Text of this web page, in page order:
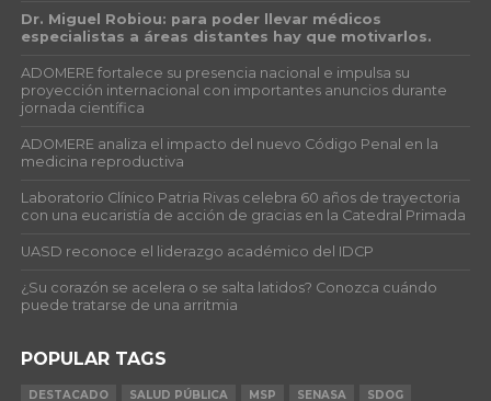
Dr. Miguel Robiou: para poder llevar médicos
especialistas a áreas distantes hay que motivarlos.
ADOMERE fortalece su presencia nacional e impulsa su
proyección internacional con importantes anuncios durante
jornada científica
ADOMERE analiza el impacto del nuevo Código Penal en la
medicina reproductiva
Laboratorio Clínico Patria Rivas celebra 60 años de trayectoria
con una eucaristía de acción de gracias en la Catedral Primada
UASD reconoce el liderazgo académico del IDCP
¿Su corazón se acelera o se salta latidos? Conozca cuándo
puede tratarse de una arritmia
POPULAR TAGS
DESTACADO SALUD PÚBLICA MSP SENASA SDOG